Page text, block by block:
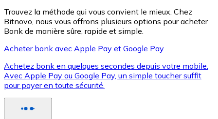
XRP
XRP
Trouvez la méthode qui vous convient le mieux. Chez
Bitnovo, nous vous offrons plusieurs options pour acheter
Bonk de manière sûre, rapide et simple.
Acheter bonk avec Apple Pay et Google Pay
Achetez bonk en quelques secondes depuis votre mobile.
Avec Apple Pay ou Google Pay, un simple toucher suffit
pour payer en toute sécurité.